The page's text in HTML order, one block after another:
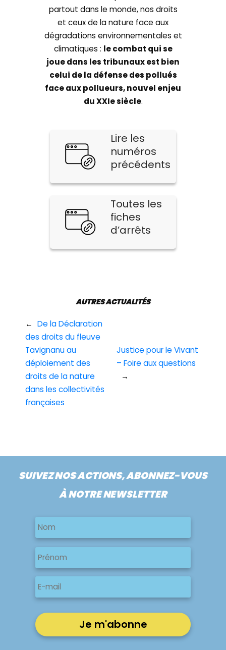
partout dans le monde, nos droits
et ceux de la nature face aux
dégradations environnementales et
climatiques : le combat qui se
joue dans les tribunaux est bien
celui de la défense des pollués
face aux pollueurs, nouvel enjeu
du XXIe siècle.
Lire les
numéros
précédents
Toutes les
fiches
d’arrêts
← De la Déclaration
des droits du fleuve
Tavignanu au
déploiement des
droits de la nature
dans les collectivités
françaises
AUTRES ACTUALITÉS
Justice pour le Vivant
– Foire aux questions
→
SUIVEZ NOS ACTIONS, ABONNEZ-VOUS
À NOTRE NEWSLETTER
Nom
Nom
Nom
Prénom
E-
mail